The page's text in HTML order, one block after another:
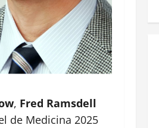
, Fred Ramsdell
de Medicina 2025